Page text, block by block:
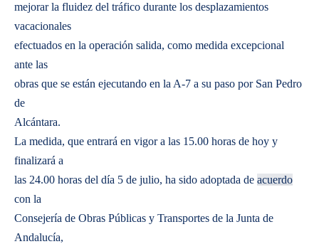
mejorar la fluidez del tráfico durante los desplazamientos
vacacionales
efectuados en la operación salida, como medida excepcional
ante las
obras que se están ejecutando en la A-7 a su paso por San Pedro
de
Alcántara.
La medida, que entrará en vigor a las 15.00 horas de hoy y
finalizará a
las 24.00 horas del día 5 de julio, ha sido adoptada de acuerdo
con la
Consejería de Obras Públicas y Transportes de la Junta de
Andalucía,